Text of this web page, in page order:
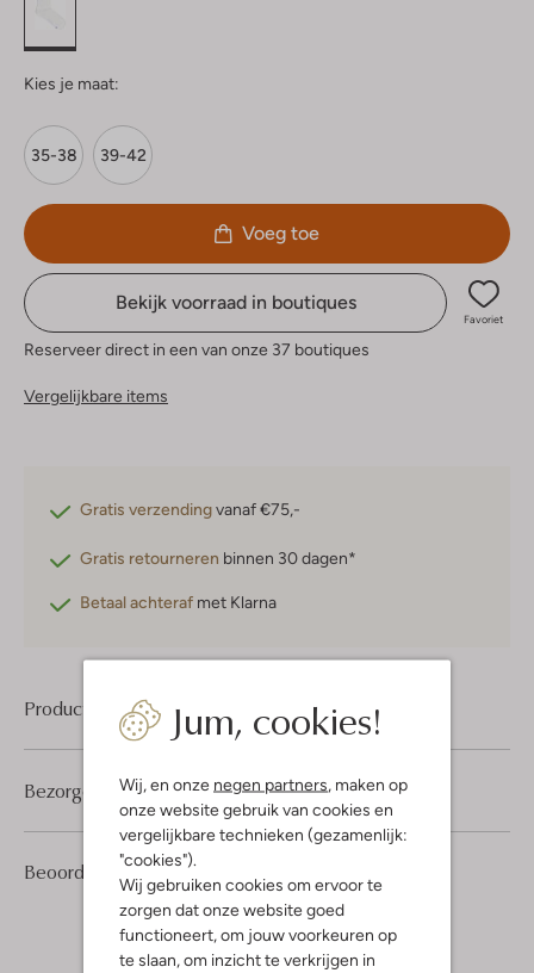
Jum, cookies!
Wij, en onze negen partners, maken op
onze website gebruik van cookies en
vergelijkbare technieken (gezamenlijk:
"cookies").
Wij gebruiken cookies om ervoor te
zorgen dat onze website goed
functioneert, om jouw voorkeuren op
te slaan, om inzicht te verkrijgen in
Kies je maat:
35-38 39-42
Voeg toe
Bekijk voorraad in boutiques
Favoriet
Reserveer direct in een van onze 37 boutiques
Vergelijkbare items
Gratis verzendingvanaf €75,-
Gratis retourneren binnen 30 dagen*
Betaal achteraf met Klarna
Product informatie
Beoordelingen (1) 4/5
14
Sterren
Bezorgen & retourneren